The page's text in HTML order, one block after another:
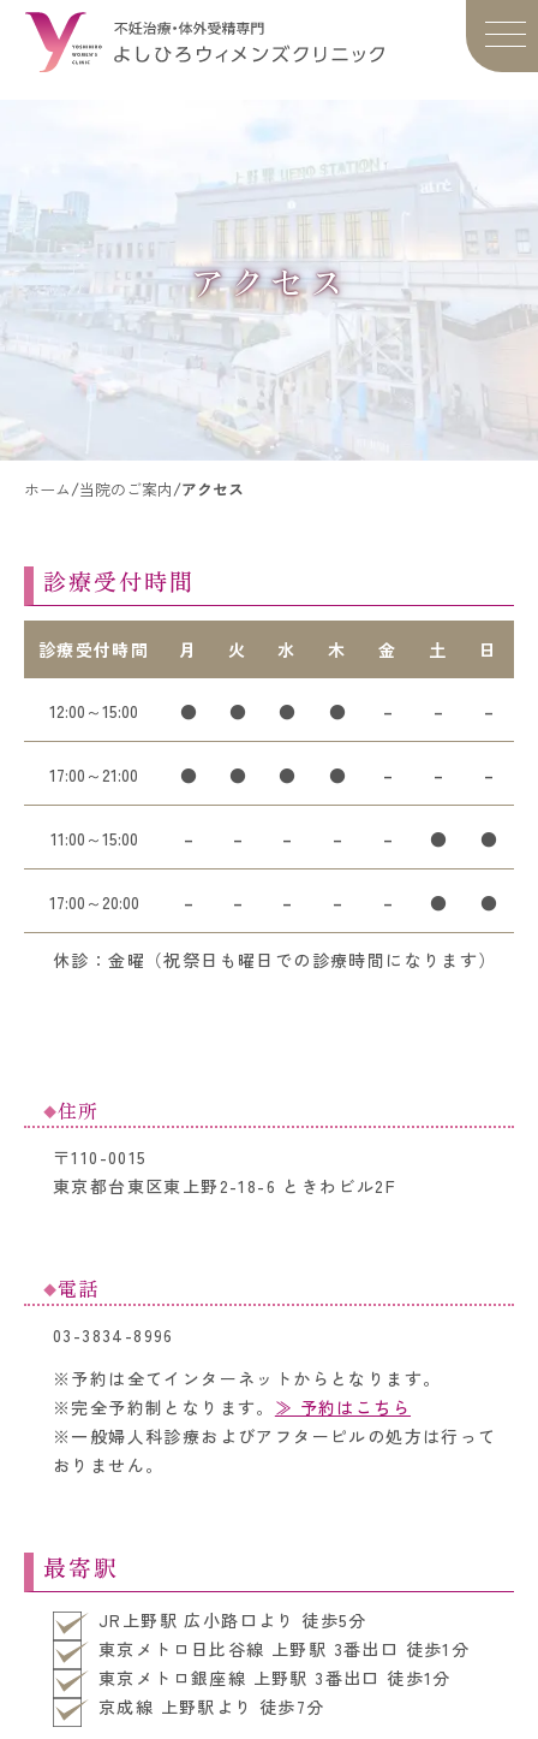
アクセス
ホーム/当院のご案内/アクセス
診療受付時間
診療受付時間 月 火 水 木 金 土 日
12:00～15:00 ● ● ● ● – – –
17:00～21:00 ● ● ● ● – – –
11:00～15:00 – – – – – ● ●
17:00～20:00 – – – – – ● ●
休診：金曜（祝祭日も曜日での診療時間になります）
住所
〒110-0015
東京都台東区東上野2-18-6 ときわビル2F
電話
03-3834-8996
※予約は全てインターネットからとなります。
※完全予約制となります。 ≫ 予約はこちら
※一般婦人科診療およびアフターピルの処方は行って
おりません。
最寄駅
JR上野駅 広小路口より 徒歩5分
東京メトロ日比谷線 上野駅 3番出口 徒歩1分
東京メトロ銀座線 上野駅 3番出口 徒歩1分
京成線 上野駅より 徒歩7分